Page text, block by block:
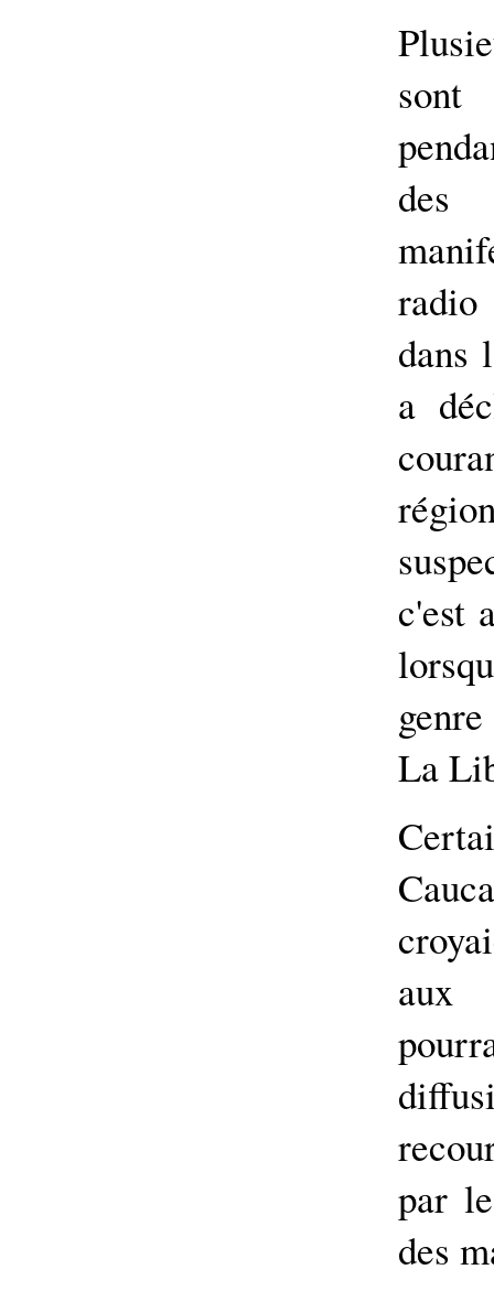
sont
des
dans
a
c'est
La
aux
par
des